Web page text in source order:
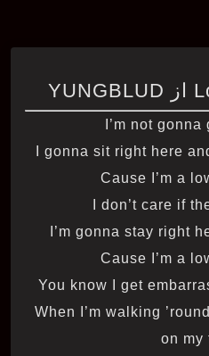
I’m not
I gonna sit right here
I don’t care if
I’m gonna stay right
You know I get
When I’m walking
on my